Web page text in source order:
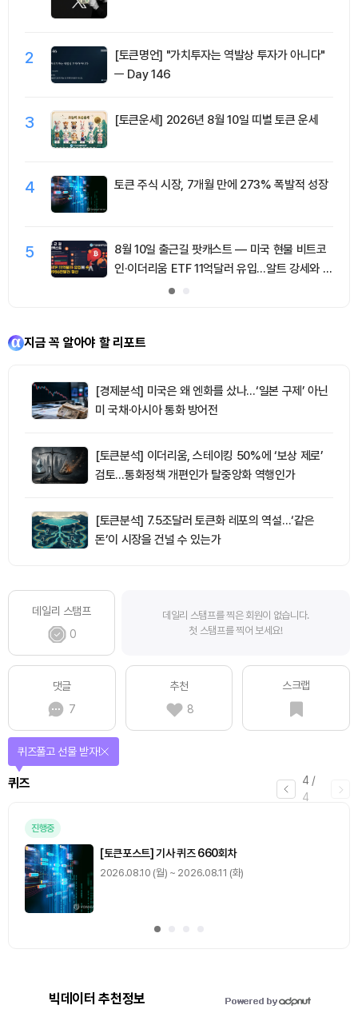
2
[토큰명언] "가치투자는 역발상 투자가 아니다"
ㅡ Day 146
3 [토큰운세] 2026년 8월 10일 띠별 토큰 운세
4 토큰 주식 시장, 7개월 만에 273% 폭발적 성장
5
8월 10일 출근길 팟캐스트 — 미국 현물 비트코
인·이더리움 ETF 11억달러 유입…알트 강세와 숏
지금 꼭 알아야 할 리포트
[경제분석] 미국은 왜 엔화를 샀나…‘일본 구제’ 아닌
미 국채·아시아 통화 방어전
[토큰분석] 이더리움, 스테이킹 50%에 ‘보상 제로’
검토…통화정책 개편인가 탈중앙화 역행인가
[토큰분석] 7.5조달러 토큰화 레포의 역설…‘같은
돈’이 시장을 건널 수 있는가
데일리 스탬프
0
데일리 스탬프를 찍은 회원이 없습니다.
첫 스탬프를 찍어 보세요!
댓글
7
추천
8
스크랩
4 /
4
퀴즈
퀴즈풀고 선물 받자!
진행중
[토큰포스트] 기사 퀴즈 660회차
2026.08.10 (월) ~ 2026.08.11 (화)
빅데이터 추천정보